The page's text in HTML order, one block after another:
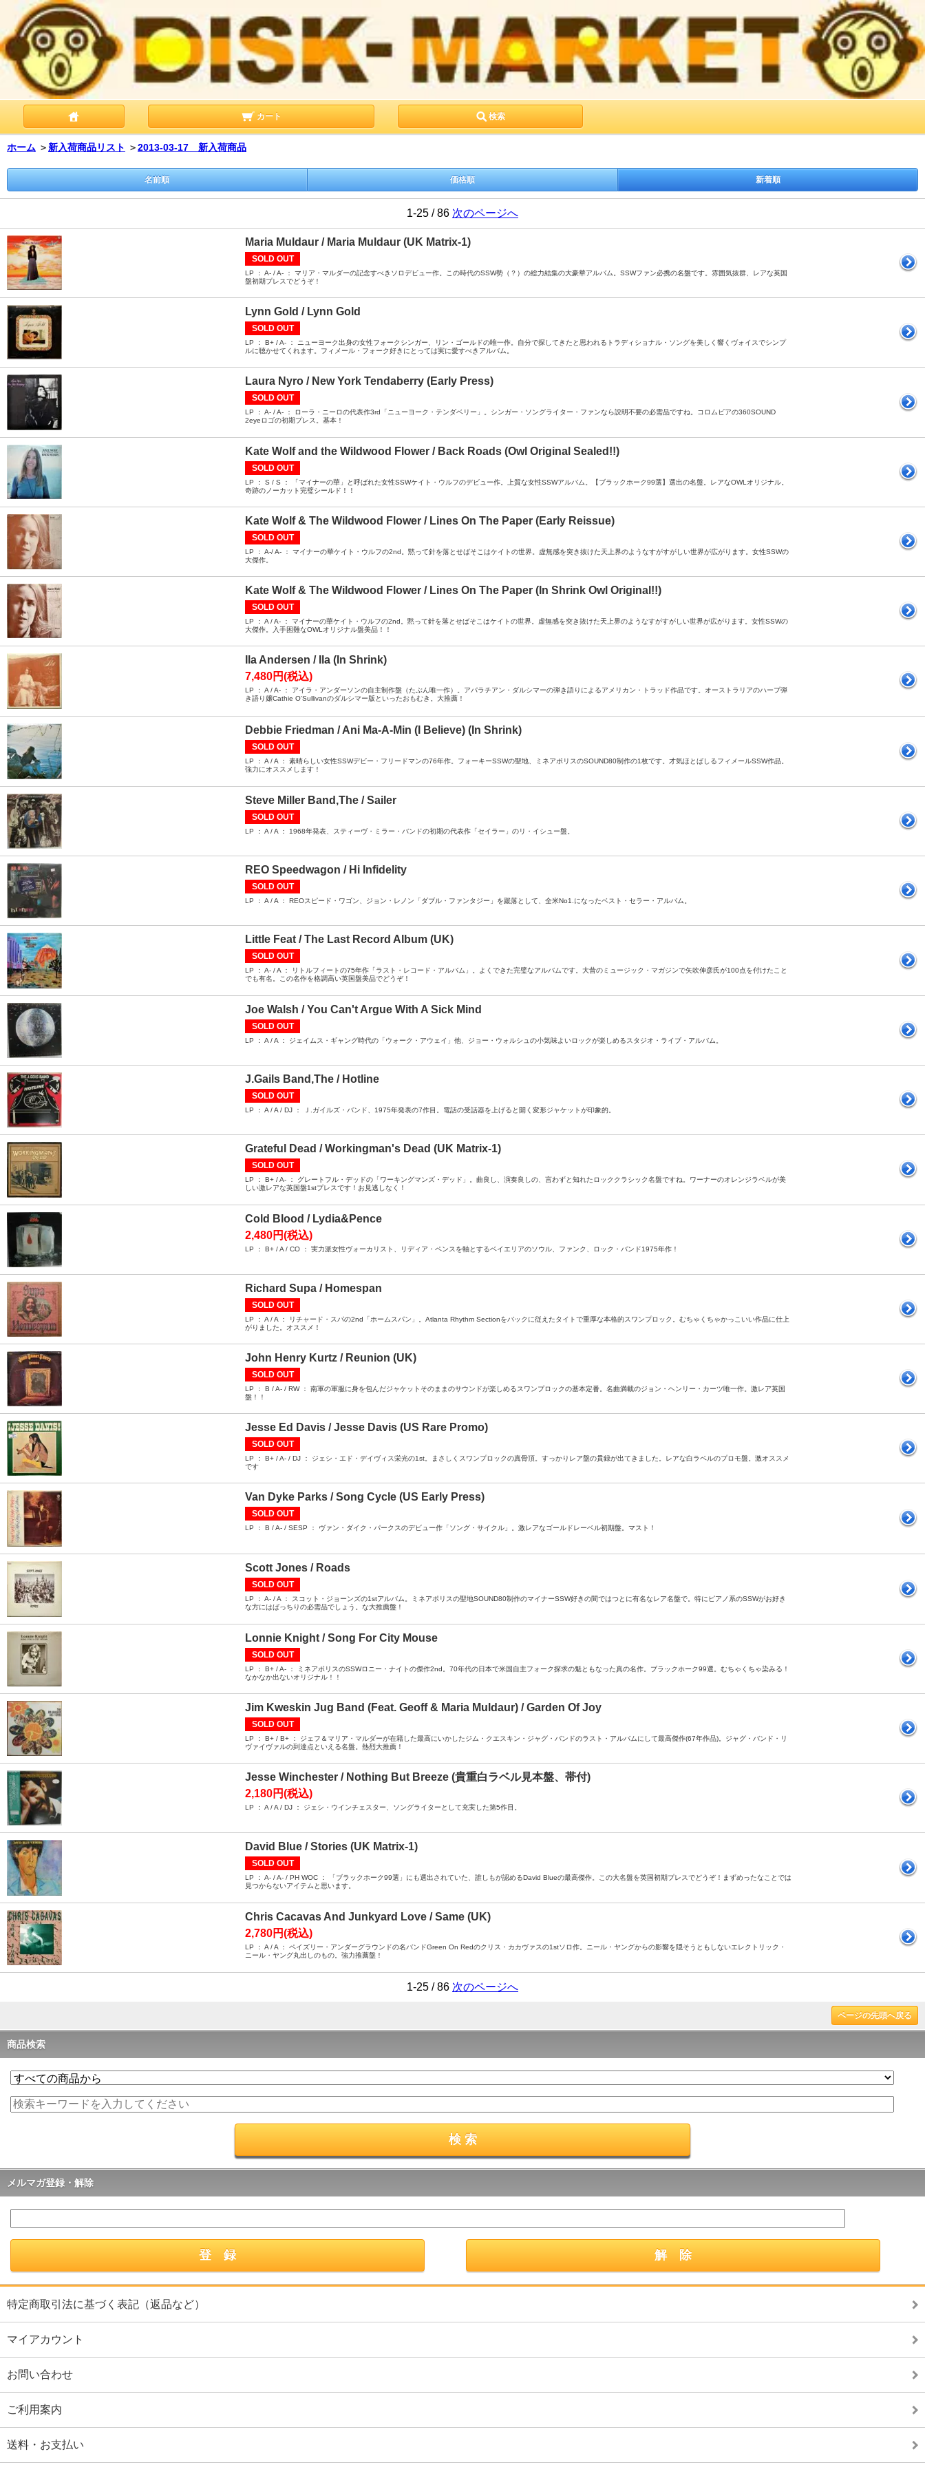
カート 検索
ホーム ＞ 新入荷商品リスト ＞2013-03-17 新入荷商品
名前順 価格順 新着順
1-25 / 86 次のページへ
Maria Muldaur / Maria Muldaur (UK Matrix-1)
SOLD OUT
LP ： A- / A- ： マリア・マルダーの記念すべきソロデビュー作。この時代のSSW勢（？）の総力結集の大豪華アルバム。SSWファン必携の名盤です。雰囲気抜群、レアな英国
盤初期プレスでどうぞ！
Lynn Gold / Lynn Gold
SOLD OUT
LP ： B+ / A- ： ニューヨーク出身の女性フォークシンガー、リン・ゴールドの唯一作。自分で探してきたと思われるトラディショナル・ソングを美しく響くヴォイスでシンプ
ルに聴かせてくれます。フィメール・フォーク好きにとっては実に愛すべきアルバム。
Laura Nyro / New York Tendaberry (Early Press)
SOLD OUT
LP ： A- / A- ： ローラ・ニーロの代表作3rd「ニューヨーク・テンダベリー」。シンガー・ソングライター・ファンなら説明不要の必需品ですね。コロムビアの360SOUND
2eyeロゴの初期プレス。基本！
Kate Wolf and the Wildwood Flower / Back Roads (Owl Original Sealed!!)
SOLD OUT
LP ： S / S ： 「マイナーの華」と呼ばれた女性SSWケイト・ウルフのデビュー作。上質な女性SSWアルバム。【ブラックホーク99選】選出の名盤。レアなOWLオリジナル。
奇跡のノーカット完璧シールド！！
Kate Wolf & The Wildwood Flower / Lines On The Paper (Early Reissue)
SOLD OUT
LP ： A-/ A- ： マイナーの華ケイト・ウルフの2nd。黙って針を落とせばそこはケイトの世界。虚無感を突き抜けた天上界のようなすがすがしい世界が広がります。女性SSWの
大傑作。
Kate Wolf & The Wildwood Flower / Lines On The Paper (In Shrink Owl Original!!)
SOLD OUT
LP ： A / A- ： マイナーの華ケイト・ウルフの2nd。黙って針を落とせばそこはケイトの世界。虚無感を突き抜けた天上界のようなすがすがしい世界が広がります。女性SSWの
大傑作。入手困難なOWLオリジナル盤美品！！
Ila Andersen / Ila (In Shrink)
7,480円(税込)
LP ： A / A- ： アイラ・アンダーソンの自主制作盤（たぶん唯一作）。アパラチアン・ダルシマーの弾き語りによるアメリカン・トラッド作品です。オーストラリアのハープ弾
き語り嬢Cathie O'Sullivanのダルシマー版といったおもむき。大推薦！
Debbie Friedman / Ani Ma-A-Min (I Believe) (In Shrink)
SOLD OUT
LP ： A / A ： 素晴らしい女性SSWデビー・フリードマンの76年作。フォーキーSSWの聖地、ミネアポリスのSOUND80制作の1枚です。才気ほとばしるフィメールSSW作品。
強力にオススメします！
Steve Miller Band,The / Sailer
SOLD OUT
LP ： A / A ： 1968年発表、スティーヴ・ミラー・バンドの初期の代表作「セイラー」のリ・イシュー盤。
REO Speedwagon / Hi Infidelity
SOLD OUT
LP ： A / A ： REOスピード・ワゴン、ジョン・レノン「ダブル・ファンタジー」を蹴落として、全米No1.になったベスト・セラー・アルバム。
Little Feat / The Last Record Album (UK)
SOLD OUT
LP ： A- / A ： リトルフィートの75年作「ラスト・レコード・アルバム」。よくできた完璧なアルバムです。大昔のミュージック・マガジンで矢吹伸彦氏が100点を付けたこと
でも有名。この名作を格調高い英国盤美品でどうぞ！
Joe Walsh / You Can't Argue With A Sick Mind
SOLD OUT
LP ： A / A ： ジェイムス・ギャング時代の「ウォーク・アウェイ」他、ジョー・ウォルシュの小気味よいロックが楽しめるスタジオ・ライブ・アルバム。
J.Gails Band,The / Hotline
SOLD OUT
LP ： A / A / DJ ： Ｊ.ガイルズ・バンド、1975年発表の7作目。電話の受話器を上げると開く変形ジャケットが印象的。
Grateful Dead / Workingman's Dead (UK Matrix-1)
SOLD OUT
LP ： B+ / A- ： グレートフル・デッドの「ワーキングマンズ・デッド」。曲良し、演奏良しの、言わずと知れたロッククラシック名盤ですね。ワーナーのオレンジラベルが美
しい激レアな英国盤1stプレスです！お見逃しなく！
Cold Blood / Lydia&Pence
2,480円(税込)
LP ： B+ / A / CO ： 実力派女性ヴォーカリスト、リディア・ペンスを軸とするベイエリアのソウル、ファンク、ロック・バンド1975年作！
Richard Supa / Homespan
SOLD OUT
LP ： A / A ： リチャード・スパの2nd「ホームスパン」。Atlanta Rhythm Sectionをバックに従えたタイトで重厚な本格的スワンプロック。むちゃくちゃかっこいい作品に仕上
がりました。オススメ！
John Henry Kurtz / Reunion (UK)
SOLD OUT
LP ： B / A- / RW ： 南軍の軍服に身を包んだジャケットそのままのサウンドが楽しめるスワンプロックの基本定番。名曲満載のジョン・ヘンリー・カーツ唯一作。激レア英国
盤！！
Jesse Ed Davis / Jesse Davis (US Rare Promo)
SOLD OUT
LP ： B+ / A- / DJ ： ジェシ・エド・デイヴィス栄光の1st。まさしくスワンプロックの真骨頂。すっかりレア盤の貫録が出てきました。レアな白ラベルのプロモ盤。激オススメ
です
Van Dyke Parks / Song Cycle (US Early Press)
SOLD OUT
LP ： B / A- / SESP ： ヴァン・ダイク・パークスのデビュー作「ソング・サイクル」。激レアなゴールドレーベル初期盤。マスト！
Scott Jones / Roads
SOLD OUT
LP ： A- / A ： スコット・ジョーンズの1stアルバム。ミネアポリスの聖地SOUND80制作のマイナーSSW好きの間ではつとに有名なレア名盤で。特にピアノ系のSSWがお好き
な方にはばっちりの必需品でしょう。な大推薦盤！
Lonnie Knight / Song For City Mouse
SOLD OUT
LP ： B+ / A- ： ミネアポリスのSSWロニー・ナイトの傑作2nd。70年代の日本で米国自主フォーク探求の魁ともなった真の名作。ブラックホーク99選。むちゃくちゃ染みる！
なかなか出ないオリジナル！！
Jim Kweskin Jug Band (Feat. Geoff & Maria Muldaur) / Garden Of Joy
SOLD OUT
LP ： B+ / B+ ： ジェフ＆マリア・マルダーが在籍した最高にいかしたジム・クエスキン・ジャグ・バンドのラスト・アルバムにして最高傑作(67年作品)。ジャグ・バンド・リ
ヴァイヴァルの到達点といえる名盤。熱烈大推薦！
Jesse Winchester / Nothing But Breeze (貴重白ラベル見本盤、帯付)
2,180円(税込)
LP ： A / A / DJ ： ジェシ・ウインチェスター、ソングライターとして充実した第5作目。
David Blue / Stories (UK Matrix-1)
SOLD OUT
LP ： A- / A- / PH WOC ： 「ブラックホーク99選」にも選出されていた、誰しもが認めるDavid Blueの最高傑作。この大名盤を英国初期プレスでどうぞ！まずめったなことでは
見つからないアイテムと思います。
Chris Cacavas And Junkyard Love / Same (UK)
2,780円(税込)
LP ： A / A ： ペイズリー・アンダーグラウンドの名バンドGreen On Redのクリス・カカヴァスの1stソロ作。ニール・ヤングからの影響を隠そうともしないエレクトリック・
ニール・ヤング丸出しのもの。強力推薦盤！
1-25 / 86 次のページへ
ページの先頭へ戻る
商品検索
メルマガ登録・解除
特定商取引法に基づく表記（返品など）
マイアカウント
お問い合わせ
ご利用案内
送料・お支払い